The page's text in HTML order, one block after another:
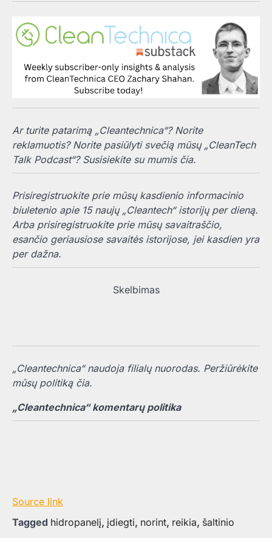
Ar turite patarimą „Cleantechnica“? Norite
reklamuotis? Norite pasiūlyti svečią mūsų „CleanTech
Talk Podcast“? Susisiekite su mumis čia.
Prisiregistruokite prie mūsų kasdienio informacinio
biuletenio apie 15 naujų „Cleantech“ istorijų per dieną.
Arba prisiregistruokite prie mūsų savaitraščio,
esančio geriausiose savaitės istorijose, jei kasdien yra
per dažna.
Skelbimas
„Cleantechnica“ naudoja filialų nuorodas. Peržiūrėkite
mūsų politiką čia.
„Cleantechnica“ komentarų politika
Source link
Tagged hidropanelį, įdiegti, norint, reikia, šaltinio